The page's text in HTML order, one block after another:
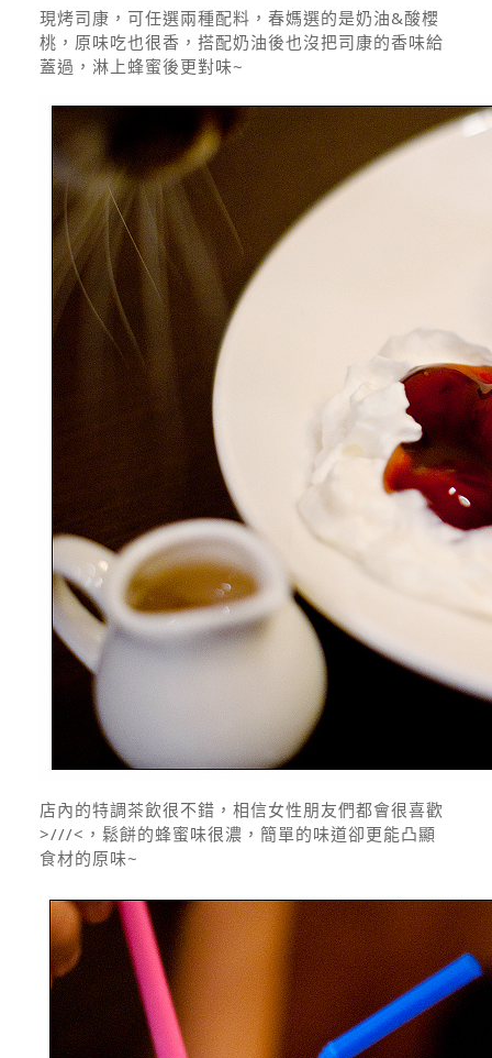
現烤司康，可任選兩種配料，春媽選的是奶油&酸櫻
桃，原味吃也很香，搭配奶油後也沒把司康的香味給
蓋過，淋上蜂蜜後更對味~
店內的特調茶飲很不錯，相信女性朋友們都會很喜歡
>///<，鬆餅的蜂蜜味很濃，簡單的味道卻更能凸顯
食材的原味~